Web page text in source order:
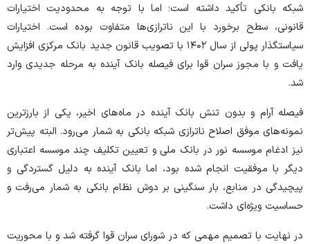
شبکه بانکی تأکید داشته است؛ اما با توجه به محدودیت اختیارات
قانونی، سطح برخورد با این ناترازی‌ها متفاوت بوده است. اختیارات
سیاستگذار پولی از سال ۱۴۰۲ با تصویب قانون جدید بانک مرکزی افزایش
یافت و با مجوز سران قوا برای فیصله بانک آینده به مرحله جدیدی وارد
شد.
فیصله آرام و بدون تنش بانک آینده در ماه‌های اخیر، یکی از بارزترین
نمونه‌های موفق اصلاح ناترازی شبکه بانکی به شمار می‌رود. البته پیش‌تر
نیز ادغام موسسه نور در بانک ملی و تعیین تکلیف چند موسسه اعتباری
دیگر با موفقیت انجام شده بود، اما بانک آینده به دلیل گستردگی و
پیچیدگی در منابع، بار سنگینی بر دوش نظام بانکی به شمار می‌رفت و
حساسیت ویژه‌ای داشت.
در نهایت با تصمیم مهمی که در شورای سران قوا گرفته شد و با محوریت